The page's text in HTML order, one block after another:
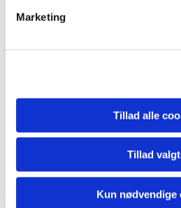
Marketing
Tillad alle
Tillad
Kun nødvendige
Du vil måske
lide...